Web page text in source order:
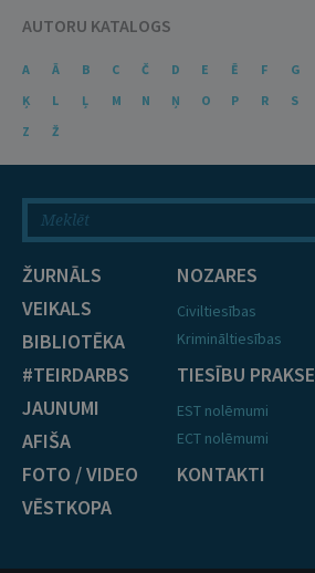
AUTORU KATALOGS
A Ā B C Č D E Ē F G
Ķ
L Ļ M N Ņ O P R S
Z
Ž
ŽURNĀLS
VEIKALS
BIBLIOTĒKA
#TEIRDARBS
JAUNUMI
AFIŠA
FOTO / VIDEO
VĒSTKOPA
NOZARES
Civiltiesības
Krimināltiesības
TIESĪBU PRAKSE
EST nolēmumi
ECT nolēmumi
KONTAKTI